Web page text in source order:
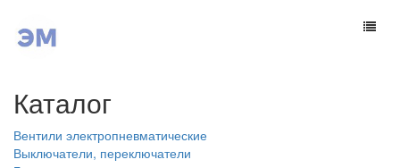
Каталог
Вентили электропневматические
Выключатели, переключатели